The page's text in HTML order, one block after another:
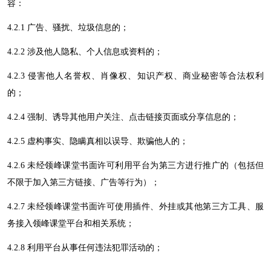
容：
4.2.1 广告、骚扰、垃圾信息的；
4.2.2 涉及他人隐私、个人信息或资料的；
4.2.3 侵害他人名誉权、肖像权、知识产权、商业秘密等合法权利
的；
4.2.4 强制、诱导其他用户关注、点击链接页面或分享信息的；
4.2.5 虚构事实、隐瞒真相以误导、欺骗他人的；
4.2.6 未经领峰课堂书面许可利用平台为第三方进行推广的（包括但
不限于加入第三方链接、广告等行为）；
4.2.7 未经领峰课堂书面许可使用插件、外挂或其他第三方工具、服
务接入领峰课堂平台和相关系统；
4.2.8 利用平台从事任何违法犯罪活动的；